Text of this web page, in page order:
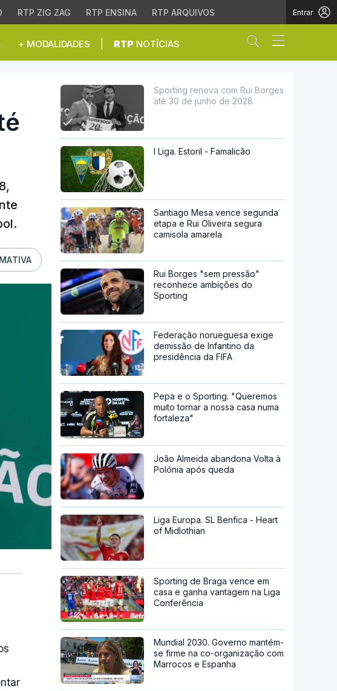
RTP ZIG ZAG RTP ENSINA RTP ARQUIVOS Entrar
+ MODALIDADES RTP NOTÍCIAS Abrir campo
de junho de 2028
Sporting renova com Rui Borges
até 30 de junho de 2028
I Liga. Estoril - Famalicão
Santiago Mesa vence segunda
etapa e Rui Oliveira segura
camisola amarela
Rui Borges "sem pressão"
reconhece ambições do
Sporting
Federação norueguesa exige
demissão de Infantino da
presidência da FIFA
Pepa e o Sporting. "Queremos
muito tornar a nossa casa numa
fortaleza"
João Almeida abandona Volta à
Polónia após queda
Liga Europa. SL Benfica - Heart
of Midlothian
Sporting de Braga vence em
casa e ganha vantagem na Liga
Conferência
Mundial 2030. Governo mantém-
se firme na co-organização com
Marrocos e Espanha